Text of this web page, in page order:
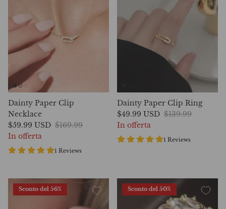
Dainty Paper Clip
Necklace
$59.99 USD $169.99
In offerta
1 Reviews
Dainty Paper Clip Ring
$49.99 USD $139.99
In offerta
1 Reviews
Sconto del 56% Sconto del 50%